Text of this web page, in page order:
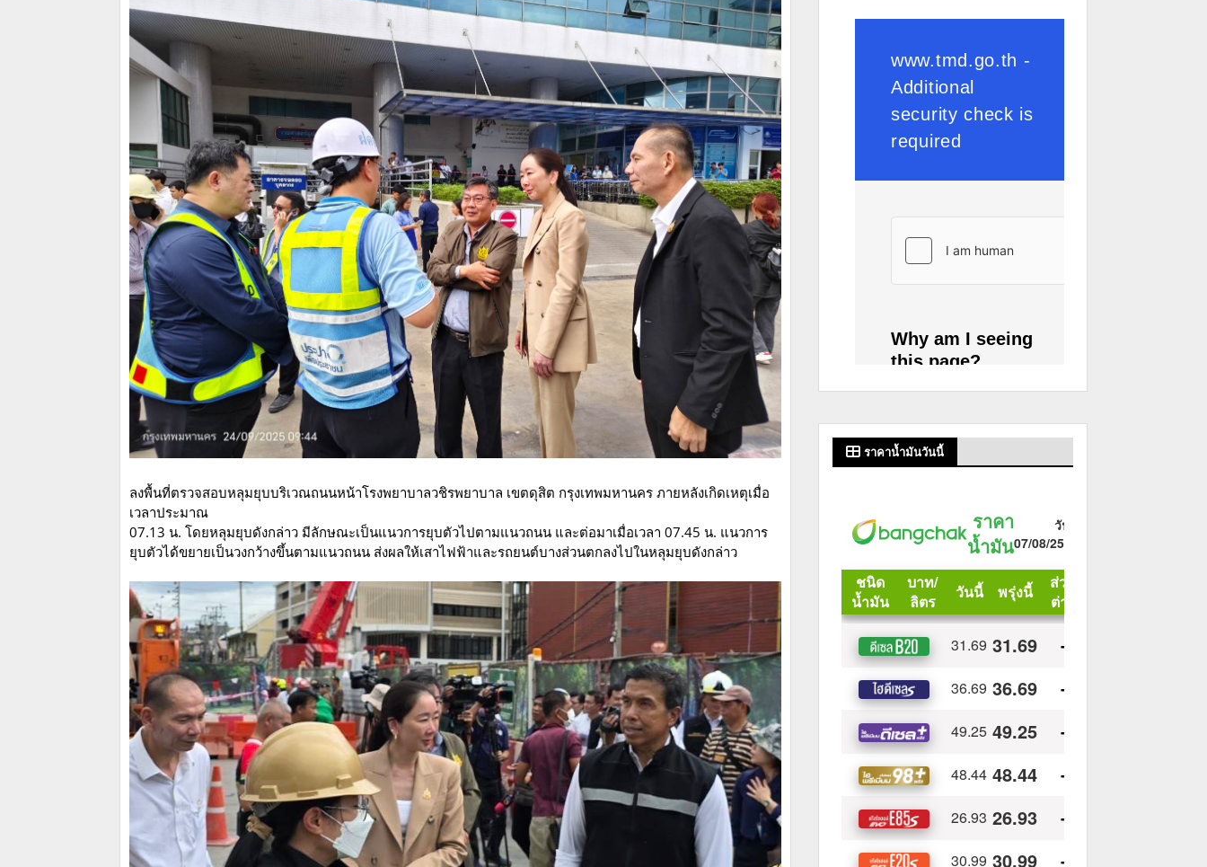
ลงพื้นที่ตรวจสอบหลุมยุบบริเวณถนนหน้าโรงพยาบาลวชิรพยาบาล เขตดุสิต กรุงเทพมหานคร ภายหลังเกิดเหตุเมื่อ
เวลาประมาณ
07.13 น. โดยหลุมยุบดังกล่าว มีลักษณะเป็นแนวการยุบตัวไปตามแนวถนน และต่อมาเมื่อเวลา 07.45 น. แนวการ
ยุบตัวได้ขยายเป็นวงกว้างขึ้นตามแนวถนน ส่งผลให้เสาไฟฟ้าและรถยนต์บางส่วนตกลงไปในหลุมยุบดังกล่าว
ราคาน้ำมันวันนี้